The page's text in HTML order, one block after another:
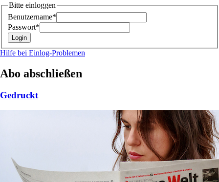
Bitte einloggen
Benutzername*
Passwort*
Hilfe bei Einlog-Problemen
Abo abschließen
Gedruckt